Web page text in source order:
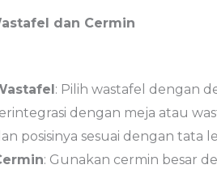
dan Cermin
: Pilih wastafel dengan
dengan meja atau
posisinya sesuai dengan tata
: Gunakan cermin besar